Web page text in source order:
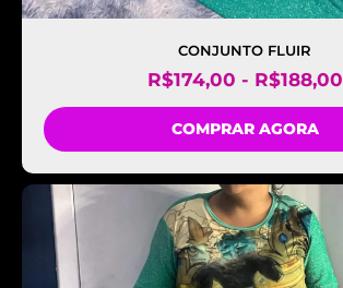
CONJUNTO FLUIR
R$174,00 - R$188,00
COMPRAR AGORA